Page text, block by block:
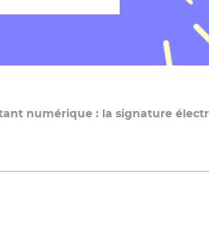
numérique : la signature